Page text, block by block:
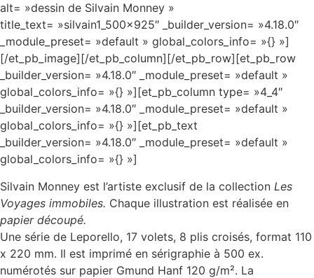
alt= »dessin de Silvain Monney »
title_text= »silvain1_500x925″ _builder_version= »4.18.0″
_module_preset= »default » global_colors_info= »{} »]
[/et_pb_image][/et_pb_column][/et_pb_row][et_pb_row
_builder_version= »4.18.0″ _module_preset= »default »
global_colors_info= »{} »][et_pb_column type= »4_4″
_builder_version= »4.18.0″ _module_preset= »default »
global_colors_info= »{} »][et_pb_text
_builder_version= »4.18.0″ _module_preset= »default »
global_colors_info= »{} »]
Silvain Monney est l’artiste exclusif de la collection Les
Voyages immobiles. Chaque illustration est réalisée en
papier découpé.
Une série de Leporello, 17 volets, 8 plis croisés, format 110
x 220 mm. Il est imprimé en sérigraphie à 500 ex.
numérotés sur papier Gmund Hanf 120 g/m². La